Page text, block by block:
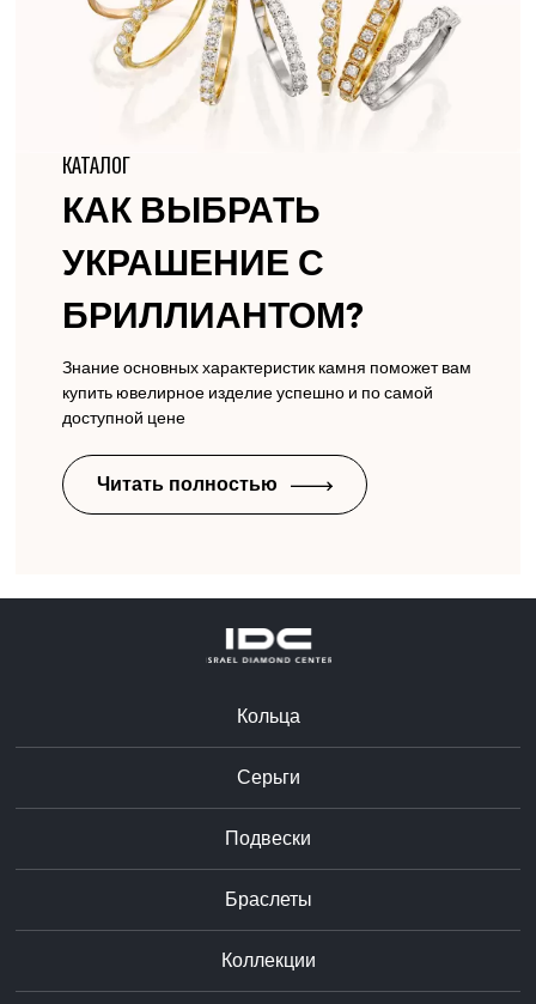
КАТАЛОГ
КАК ВЫБРАТЬ
УКРАШЕНИЕ С
БРИЛЛИАНТОМ?
Знание основных характеристик камня поможет вам
купить ювелирное изделие успешно и по самой
доступной цене
Читать полностью
Кольца
Серьги
Подвески
Браслеты
Коллекции